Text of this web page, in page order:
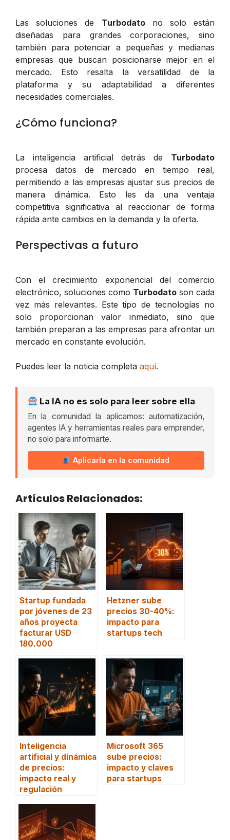
Las soluciones de Turbodatono solo están
diseñadas para grandes corporaciones, sino
también para potenciar a pequeñas y medianas
empresas que buscan posicionarse mejor en el
mercado. Esto resalta la versatilidad de la
plataforma y su adaptabilidad a diferentes
necesidades comerciales.
¿Cómo funciona?
La inteligencia artificial detrás de Turbodato
procesa datos de mercado en tiempo real,
permitiendo a las empresas ajustar sus precios de
manera dinámica. Esto les da una ventaja
competitiva significativa al reaccionar de forma
rápida ante cambios en la demanda y la oferta.
Perspectivas a futuro
Con el crecimiento exponencial del comercio
electrónico, soluciones como Turbodato son cada
vez más relevantes. Este tipo de tecnologías no
solo proporcionan valor inmediato, sino que
también preparan a las empresas para afrontar un
mercado en constante evolución.
Puedes leer la noticia completa aquí.
La IA no es solo para leer sobre ella
En la comunidad la aplicamos: automatización,
agentes IA y herramientas reales para emprender,
no solo para informarte.
Aplicarla en la comunidad
Artículos Relacionados:
Startup fundada
por jóvenes de 23
años proyecta
facturar USD
180.000
Hetzner sube
precios 30-40%:
impacto para
startups tech
Inteligencia
artificial y dinámica
de precios:
impacto real y
regulación
Microsoft 365
sube precios:
impacto y claves
para startups